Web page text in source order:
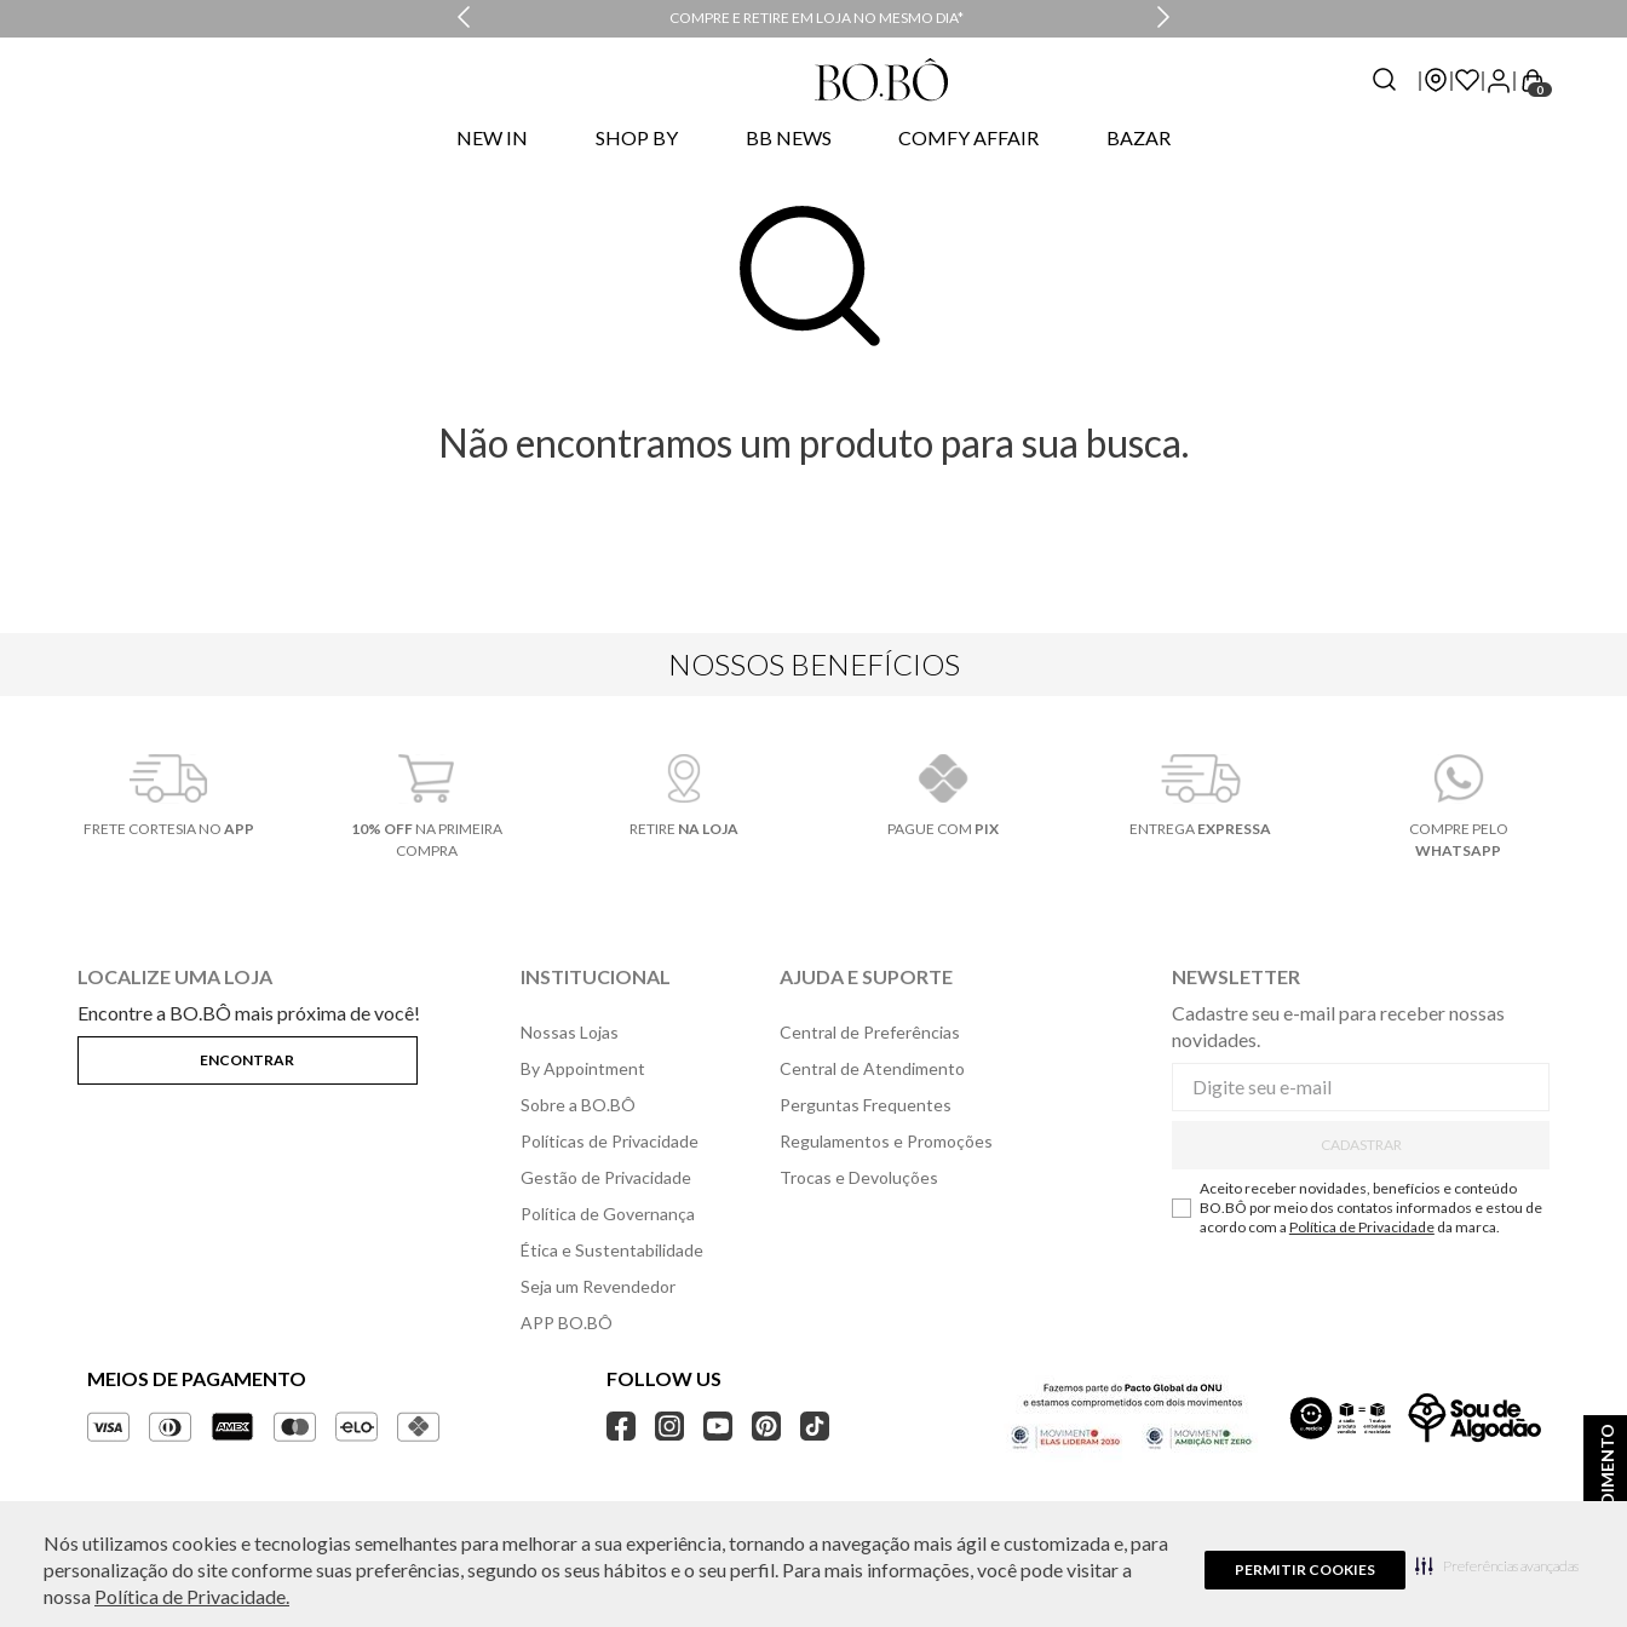
Nós utilizamos cookies e tecnologias semelhantes para melhorar a sua experiência, tornando a navegação mais ágil e customizada e, para
personalização do site conforme suas preferências, segundo os seus hábitos e o seu perfil. Para mais informações, você pode visitar a
nossa Política de Privacidade.
PERMITIR COOKIES Preferências avançadas
COMPRE E RETIRE EM LOJA NO MESMO DIA*
ATENDIMENTO
0
NEW IN SHOP BY BB NEWS COMFY AFFAIR BAZAR
Não encontramos um produto para sua busca.
NOSSOS BENEFÍCIOS
FRETE CORTESIA NO APP 10% OFFNA PRIMEIRA
COMPRA
RETIRE NA LOJA PAGUE COM PIX ENTREGA EXPRESSA
COMPRE PELO
WHATSAPP
LOCALIZE UMA LOJA
Encontre a BO.BÔ mais próxima de você!
INSTITUCIONAL
Nossas Lojas
By Appointment
Sobre a BO.BÔ
Políticas de Privacidade
Gestão de Privacidade
Política de Governança
Ética e Sustentabilidade
Seja um Revendedor
APP BO.BÔ
AJUDA E SUPORTE
Central de Preferências
Central de Atendimento
Perguntas Frequentes
Regulamentos e Promoções
Trocas e Devoluções
NEWSLETTER
Cadastre seu e-mail para receber nossas
novidades.
CADASTRAR
Aceito receber novidades, benefícios e conteúdo
BO.BÔ por meio dos contatos informados e estou de
acordo com a Política de Privacidadeda marca.
MEIOS DE PAGAMENTO FOLLOW US
© Copyright 2026 - Todos os direitos reservados. A BO.BÔ reserva-se no direito de corrigir ou alterar informações como: preços, promoções e disponibilidade de estoque a qualquer momento.
Em caso de dúvidas:
0800 440 2222.
Horário de Atendimento: das 8h às 20h de segunda a sábado, exceto feriados.